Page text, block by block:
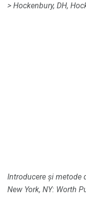
> Hockenbury, DH,
Introducere și metode
New York, NY: Worth